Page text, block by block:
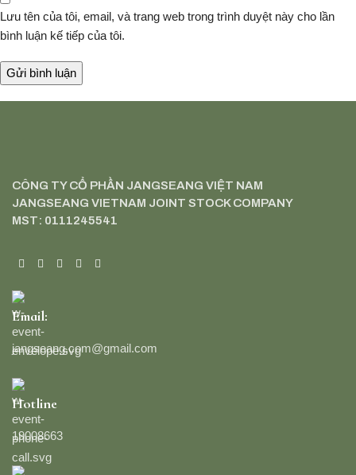
Lưu tên của tôi, email, và trang web trong trình duyệt này cho lần
bình luận kế tiếp của tôi.
CÔNG TY CỔ PHẦN JANGSEANG VIỆT NAM
JANGSEANG VIETNAM JOINT STOCK COMPANY
MST: 0111245541
Email:
jangseang.com@gmail.com
Hotline
19008663